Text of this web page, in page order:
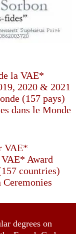
la VAE*
2020 & 2021
(157 pays)
dans le Monde
VAE*
Award
countries)
degrees on